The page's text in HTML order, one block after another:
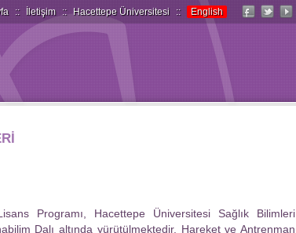
:: İletişim :: Hacettepe Üniversitesi :: English
Programı, Hacettepe Üniversitesi Sağlık Bilimleri
Dalı altında yürütülmektedir. Hareket ve Antrenman